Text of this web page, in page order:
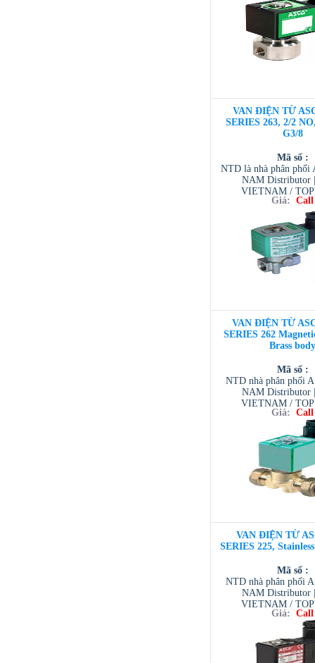
VAN ĐIỆN TỪ
SERIES 263, 2/2
G3/8
Mã số :
NTD là nhà phân phối
NAM Distributor
VIETNAM /
VIETNAM /
/ TESCOM
Giá: Call
VAN ĐIỆN TỪ
SERIES 262
Brass body
Mã số :
NTD nhà phân phối
NAM Distributor
VIETNAM /
VIETNAM /
/ TESCOM
Giá: Call
VAN ĐIỆN TỪ
SERIES 225,
Mã số :
NTD nhà phân phối
NAM Distributor
VIETNAM /
VIETNAM /
/ TESCOM
Giá: Call